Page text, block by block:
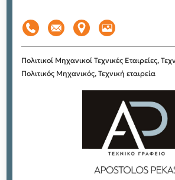
Πολιτικοί Μηχανικοί Τεχνικές Εταιρείες,
Πολιτικός Μηχανικός, Τεχνική εταιρεία